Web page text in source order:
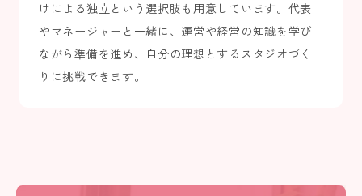
けによる独立という選択肢も用意しています。代表
やマネージャーと一緒に、運営や経営の知識を学び
ながら準備を進め、自分の理想とするスタジオづく
りに挑戦できます。